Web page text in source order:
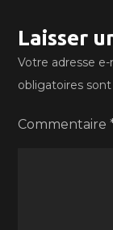
Laisser
Votre adresse
obligatoires
Commentaire